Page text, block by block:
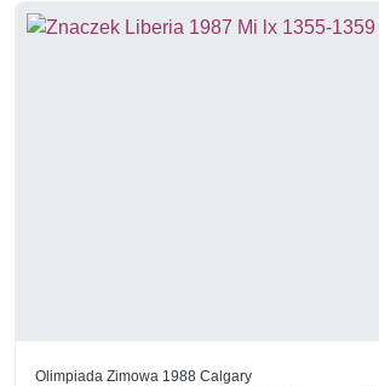
Olimpiada Zimowa 1988 Calgary